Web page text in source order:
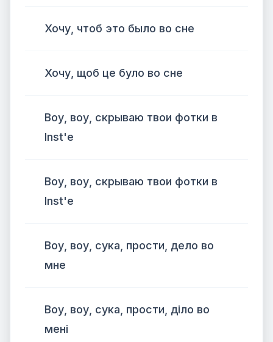
Хочу, чтоб это было во сне
Хочу, щоб це було во сне
Воу, воу, скрываю твои фотки в
Inst'е
Воу, воу, скрываю твои фотки в
Inst'е
Воу, воу, сука, прости, дело во
мне
Воу, воу, сука, прости, діло во
мені